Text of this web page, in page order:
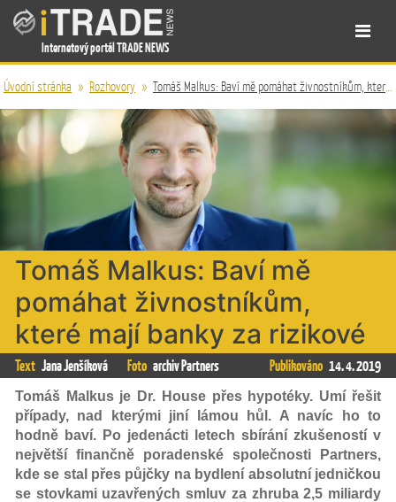
Internetový portál TRADE NEWS
Úvodní stránka » Rozhovory » Tomáš Malkus: Baví mě pomáhat živnostníkům, které mají banky za rizikové
Tomáš Malkus: Baví mě
pomáhat živnostníkům,
které mají banky za rizikové
Text Jana Jenšíková Foto archiv Partners Publikováno 14. 4. 2019
Tomáš Malkus je Dr. House přes hypotéky. Umí řešit
případy, nad kterými jiní lámou hůl. A navíc ho to
hodně baví. Po jedenácti letech sbírání zkušeností v
největší finančně poradenské společnosti Partners,
kde se stal přes půjčky na bydlení absolutní jedničkou
se stovkami uzavřených smluv za zhruba 2,5 miliardy